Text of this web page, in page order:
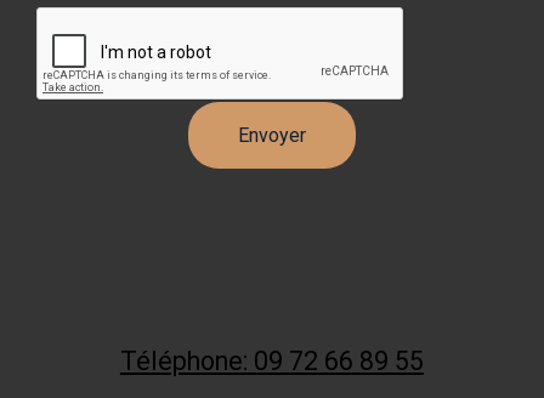
Téléphone: 09 72 66 89 55